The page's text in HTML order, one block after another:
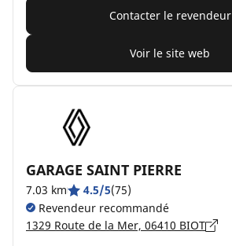
Contacter le revendeur
Voir le site web
GARAGE SAINT PIERRE
7.03 km 4.5/5(75)
Revendeur recommandé
1329 Route de la Mer, 06410 BIOT